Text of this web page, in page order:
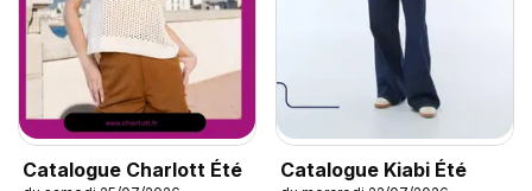
Catalogue Charlott Été Catalogue Kiabi Été